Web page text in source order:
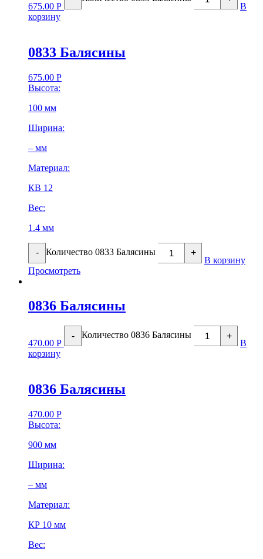
675.00 Р
В
корзину
0833 Балясины
675.00 Р
Высота:
100 мм
Ширина:
– мм
Материал:
КВ 12
Вес:
1.4 мм
- Количество 0833 Балясины +
В корзину
Просмотреть
0836 Балясины
470.00 Р
- Количество 0836 Балясины +
В
корзину
0836 Балясины
470.00 Р
Высота:
900 мм
Ширина:
– мм
Материал:
КР 10 мм
Вес: